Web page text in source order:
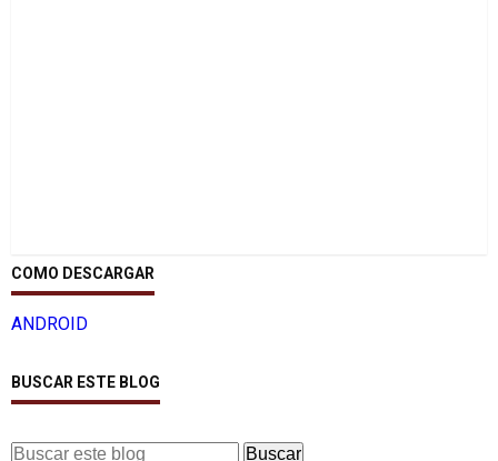
COMO DESCARGAR
ANDROID
BUSCAR ESTE BLOG